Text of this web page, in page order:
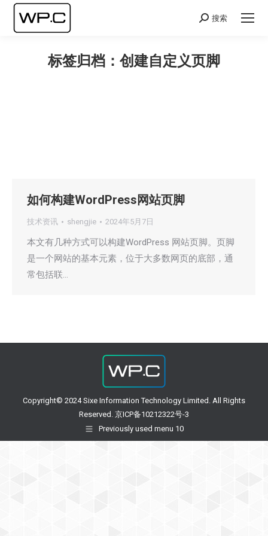
Search:
搜索
标签归档： 创建自定义页脚
如何构建WordPress网站页脚
技术资讯 shengjie 2024年5月7日
本文有几种方式可以构建WordPress 网站页脚。页脚
是一个网站的基本元素，位于大多数网页的底部，通
常包括联…
Copyright© 2024 Sixe Information Technology Limited. All Rights
Reserved. 京ICP备10212322号-3
Previously used menu 10